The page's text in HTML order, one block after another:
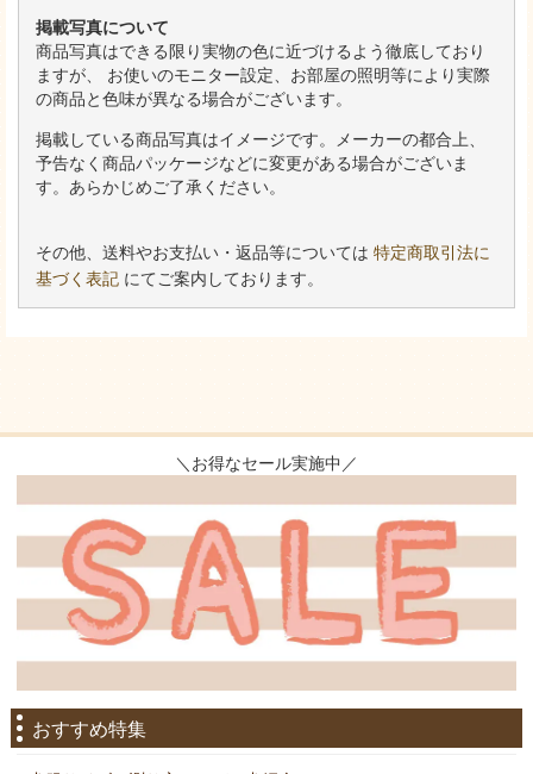
掲載写真について
商品写真はできる限り実物の色に近づけるよう徹底しており
ますが、 お使いのモニター設定、お部屋の照明等により実際
の商品と色味が異なる場合がございます。
掲載している商品写真はイメージです。メーカーの都合上、
予告なく商品パッケージなどに変更がある場合がございま
す。あらかじめご了承ください。
その他、送料やお支払い・返品等については 特定商取引法に
基づく表記 にてご案内しております。
＼お得なセール実施中／
おすすめ特集